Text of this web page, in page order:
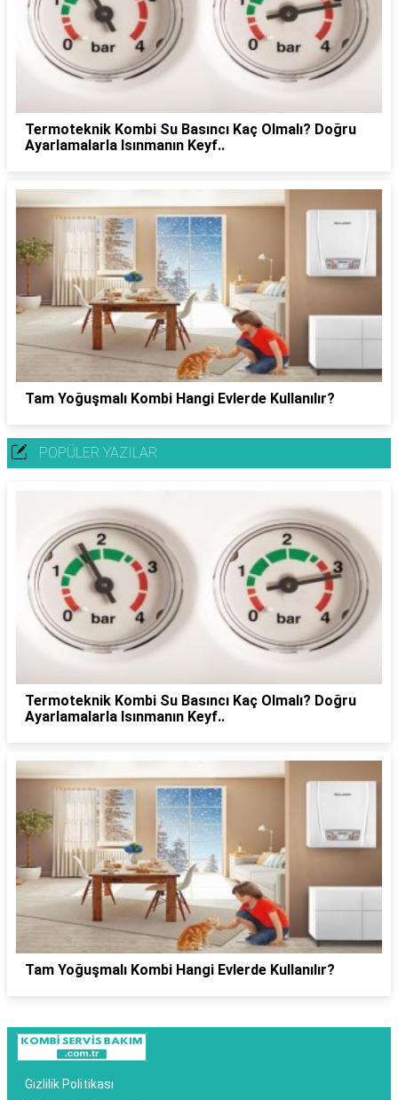
Termoteknik Kombi Su Basıncı Kaç Olmalı? Doğru
Ayarlamalarla Isınmanın Keyf..
Tam Yoğuşmalı Kombi Hangi Evlerde Kullanılır?
POPÜLER YAZILAR
Termoteknik Kombi Su Basıncı Kaç Olmalı? Doğru
Ayarlamalarla Isınmanın Keyf..
Tam Yoğuşmalı Kombi Hangi Evlerde Kullanılır?
Gizlilik Politikası